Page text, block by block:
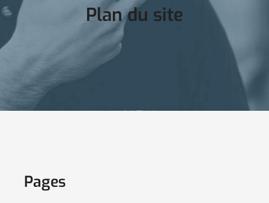
Plan du site
Pages